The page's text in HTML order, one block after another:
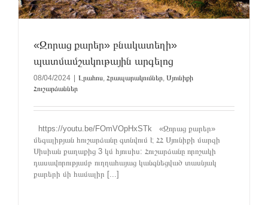
«Զորաց քարեր» բնակատեղի»
պատմամշակութային արգելոց
08/04/2024 Լրահոս, Հրապարակումներ, Սյունիքի
Հուշարձաններ
https://youtu.be/FOmVOpHxSTk «Զորաց քարեր»
մեգալիթյան հուշարձանը գտնվում է ՀՀ Սյունիքի մարզի
Սիսիան քաղաքից 3 կմ հյուսիս: Հուշարձանը որոշակի
դասավորությամբ ուղղահայաց կանգնեցված տասնյակ
քարերի մի համալիր [...]